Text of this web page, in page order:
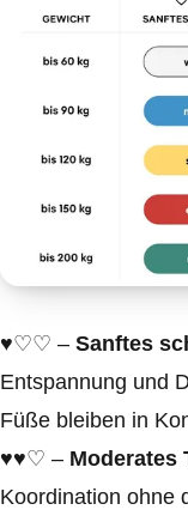
♥︎♡♡ – Sanftes
Entspannung und
Füße bleiben in
♥︎♥︎♡ – Moderates
Koordination ohne